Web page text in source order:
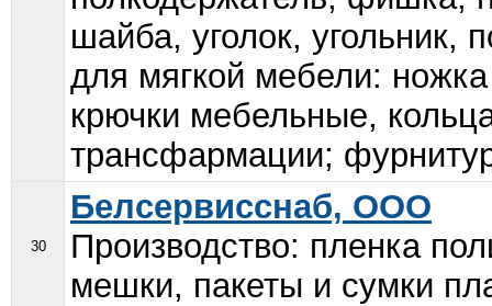
шайба, уголок, угольник,
для мягкой мебели:
крючки мебельные,
трансфармации;
30
Белсервисснаб, ООО
Производство: пленка
мешки, пакеты и сумки